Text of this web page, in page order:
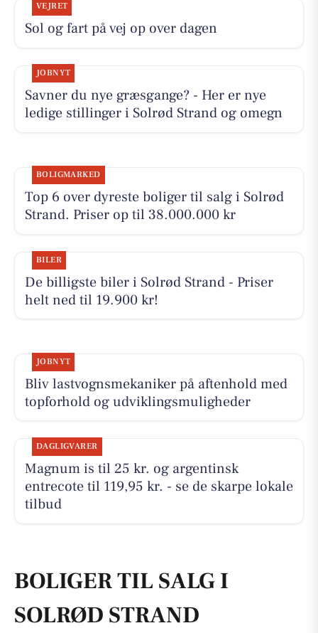
VEJRET
Sol og fart på vej op over dagen
JOBNYT
Savner du nye græsgange? - Her er nye
ledige stillinger i Solrød Strand og omegn
BOLIGMARKED
Top 6 over dyreste boliger til salg i Solrød
Strand. Priser op til 38.000.000 kr
BILER
De billigste biler i Solrød Strand - Priser
helt ned til 19.900 kr!
JOBNYT
Bliv lastvognsmekaniker på aftenhold med
topforhold og udviklingsmuligheder
DAGLIGVARER
Magnum is til 25 kr. og argentinsk
entrecote til 119,95 kr. - se de skarpe lokale
tilbud
BOLIGER TIL SALG I
SOLRØD STRAND